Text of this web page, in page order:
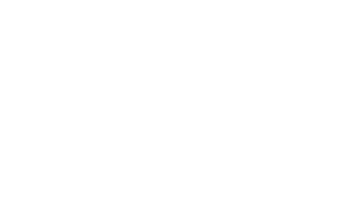
de su cuerpo, qué rápidamente quitó y se